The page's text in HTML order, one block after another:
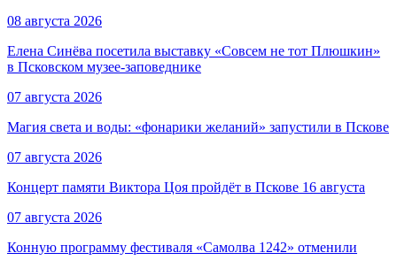
08 августа 2026
Елена Синёва посетила выставку «Совсем не тот Плюшкин»
в Псковском музее-заповеднике
07 августа 2026
Магия света и воды: «фонарики желаний» запустили в Пскове
07 августа 2026
Концерт памяти Виктора Цоя пройдёт в Пскове 16 августа
07 августа 2026
Конную программу фестиваля «Самолва 1242» отменили